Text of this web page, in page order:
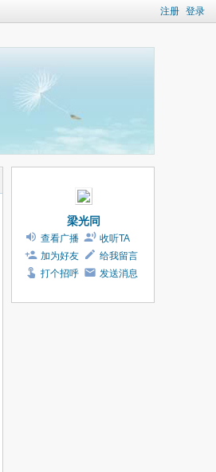
注册 登录
梁光同
查看广播
收听TA
加为好友
给我留言
打个招呼
发送消息